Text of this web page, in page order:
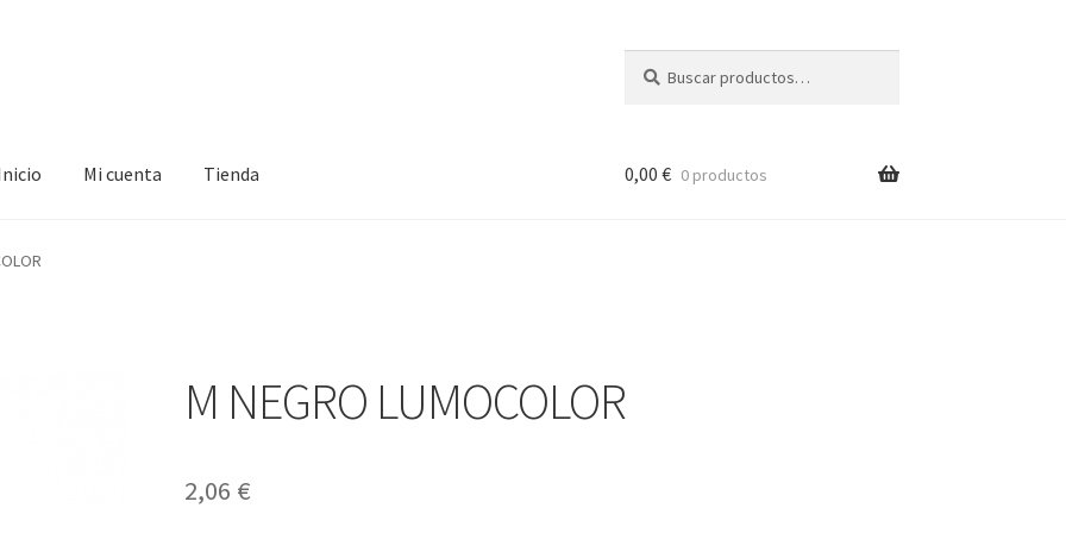
por:
Mi cuenta Tienda
Tienda
0,00 € 0 productos
M NEGRO LUMOCOLOR
2,06 €